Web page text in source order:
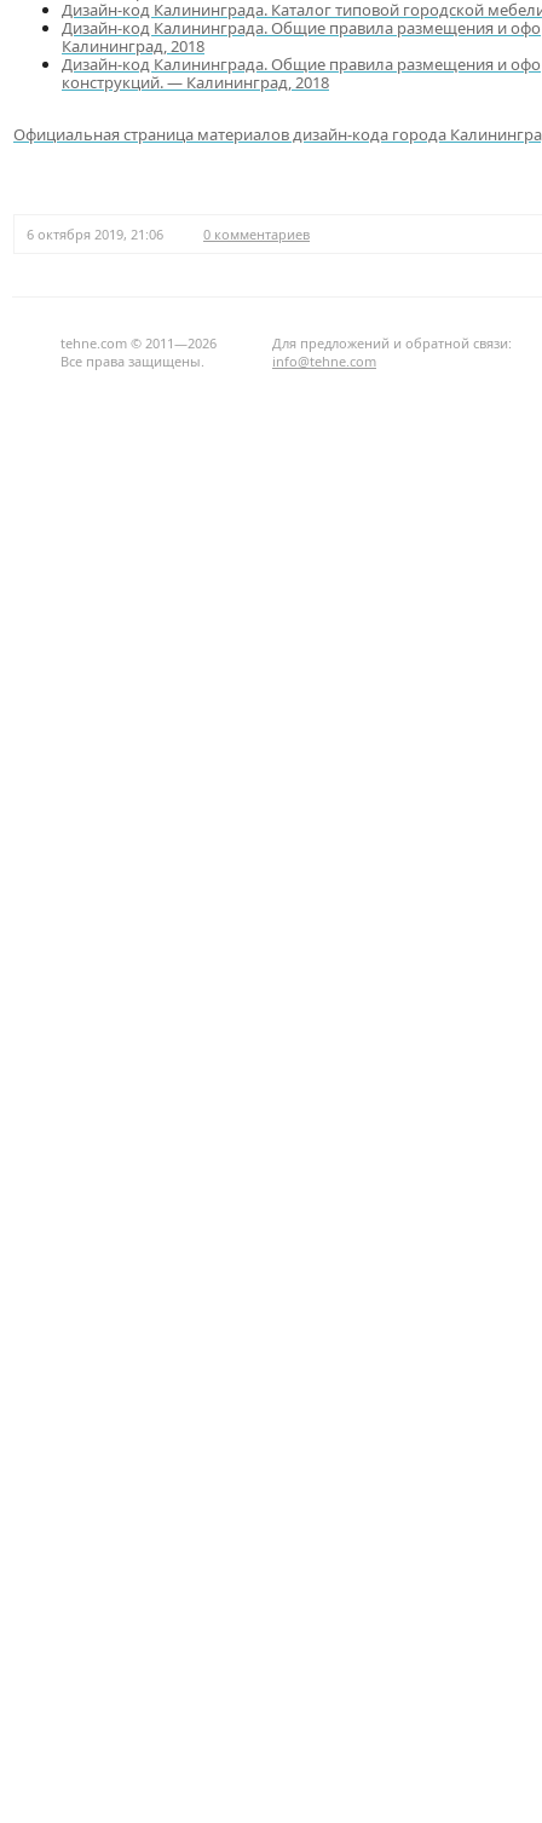
Дизайн-код Калининграда. Каталог типовой городской
Дизайн-код Калининграда. Общие правила размещения и
Калининград, 2018
Дизайн-код Калининграда. Общие правила размещения и
конструкций. — Калининград, 2018
Официальная страница материалов дизайн-кода города
6 октября 2019, 21:06 0 комментариев
tehne.com © 2011—2026
Все права защищены.
Для предложений и обратной связи:
info@tehne.com